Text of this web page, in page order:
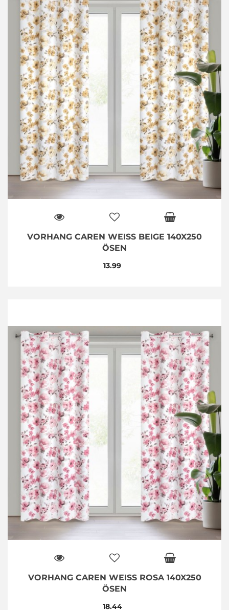
VORHANG CAREN WEISS BEIGE 140X250 Ö
SEN
13.99
VORHANG CAREN WEISS ROSA 140X250 Ö
SEN
18.44